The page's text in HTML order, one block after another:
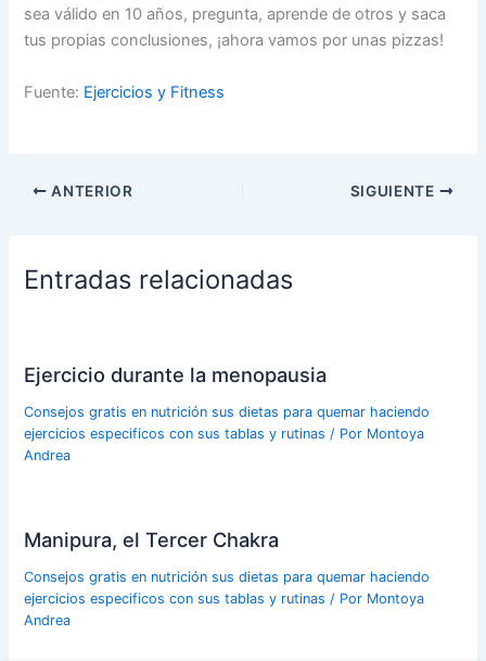
sea válido en 10 años, pregunta, aprende de otros y saca
tus propias conclusiones, ¡ahora vamos por unas pizzas!
Fuente: Ejercicios y Fitness
ANTERIOR SIGUIENTE
Entradas relacionadas
Ejercicio durante la menopausia
Consejos gratis en nutrición sus dietas para quemar haciendo
ejercicios especificos con sus tablas y rutinas / Por Montoya
Andrea
Manipura, el Tercer Chakra
Consejos gratis en nutrición sus dietas para quemar haciendo
ejercicios especificos con sus tablas y rutinas / Por Montoya
Andrea